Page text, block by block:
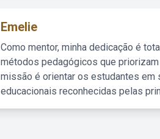
Emelie
Como mentor, minha dedicação é
métodos pedagógicos que
missão é orientar os estudantes em
educacionais reconhecidas pelas